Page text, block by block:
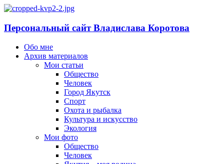
Персональный сайт Владислава Коротова
Обо мне
Архив материалов
Мои статьи
Общество
Человек
Город Якутск
Спорт
Охота и рыбалка
Культура и искусство
Экология
Мои фото
Общество
Человек